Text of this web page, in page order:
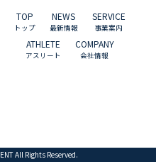
TOP
トップ
NEWS
最新情報
SERVICE
事業案内
ATHLETE
アスリート
COMPANY
会社情報
All Rights Reserved.